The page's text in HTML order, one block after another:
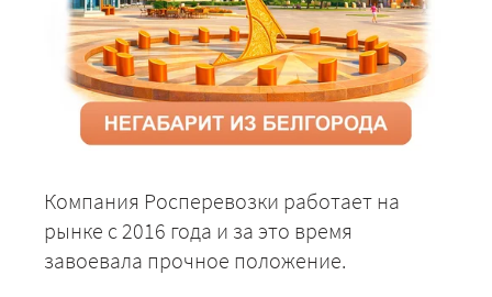
Компания Росперевозки работает на
рынке с 2016 года и за это время
завоевала прочное положение.